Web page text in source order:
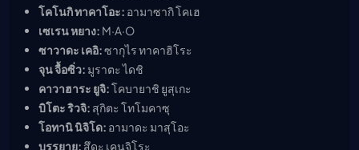
โคโนกิ ทาคาโอะ: อามาซากิ โคเฮ
เซเรน หยาง: M·A·O
ซาวาดะ เคอิ:ซากุไร ทาคาฮิโระ
จุน จื้อซิ่ว: มูราตะ ไดชิ
คาวาฮาระ ยูจิ:โคบายาชิ ยูสุเกะ
บิโตะ ริวจิ: สุกิตะ โทโมคาซุ
โอทานิ นิจิโด: อามาดะ มาสุโอะ
บรรยาย: สึดะ เคนจิโระ